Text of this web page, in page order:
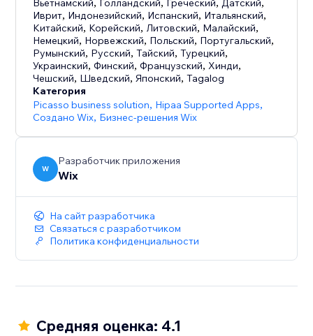
- Начните продавать с дропшиппингом:
продавайте товары от поставщиков, которые
обеспечивают запасы и выполнение заказов за вас
- Продавайте где угодно: конвертируйте цены в
любую валюту, используйте глобальных
поставщиков услуг доставки с местными
тарифами и автоматически рассчитывайте налоги
- Развивайтесь с помощью многоканальных
продаж: продавайте в своем интернет-магазине,
на местах или в таких каналах, как eBay и Amazon,
управляя запасами из одного места
- Общайтесь с клиентами: отправляйте
автоматические эл. письма о брошенных корзинах,
Вьетнамский, Голландский, Греческий, Датский,
Иврит, Индонезийский, Испанский, Итальянский,
Китайский, Корейский, Литовский, Малайский,
Немецкий, Норвежский, Польский, Португальский,
Румынский, Русский,Тайский,Турецкий,
Украинский,Финский,Французский, Хинди,
Чешский, Шведский,Японский,Tagalog
Категория
Picasso business solution, Hipaa Supported Apps,
Создано Wix, Бизнес-решения Wix
W
Разработчик приложения
Wix
На сайт разработчика
Связаться с разработчиком
Политика конфиденциальности
Средняя оценка: 4.1